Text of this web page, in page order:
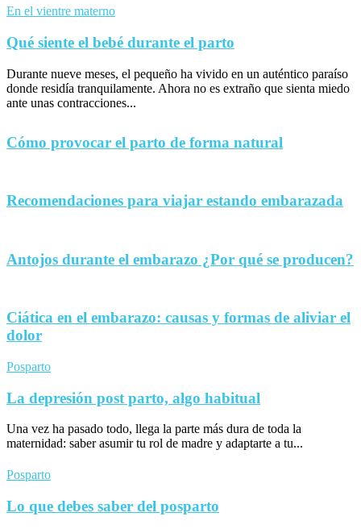
En el vientre materno
Qué siente el bebé durante el parto
Durante nueve meses, el pequeño ha vivido en un auténtico paraíso
donde residía tranquilamente. Ahora no es extraño que sienta miedo
ante unas contracciones...
Cómo provocar el parto de forma natural
Recomendaciones para viajar estando embarazada
Antojos durante el embarazo ¿Por qué se producen?
Ciática en el embarazo: causas y formas de aliviar el
dolor
Posparto
La depresión post parto, algo habitual
Una vez ha pasado todo, llega la parte más dura de toda la
maternidad: saber asumir tu rol de madre y adaptarte a tu...
Posparto
Lo que debes saber del posparto